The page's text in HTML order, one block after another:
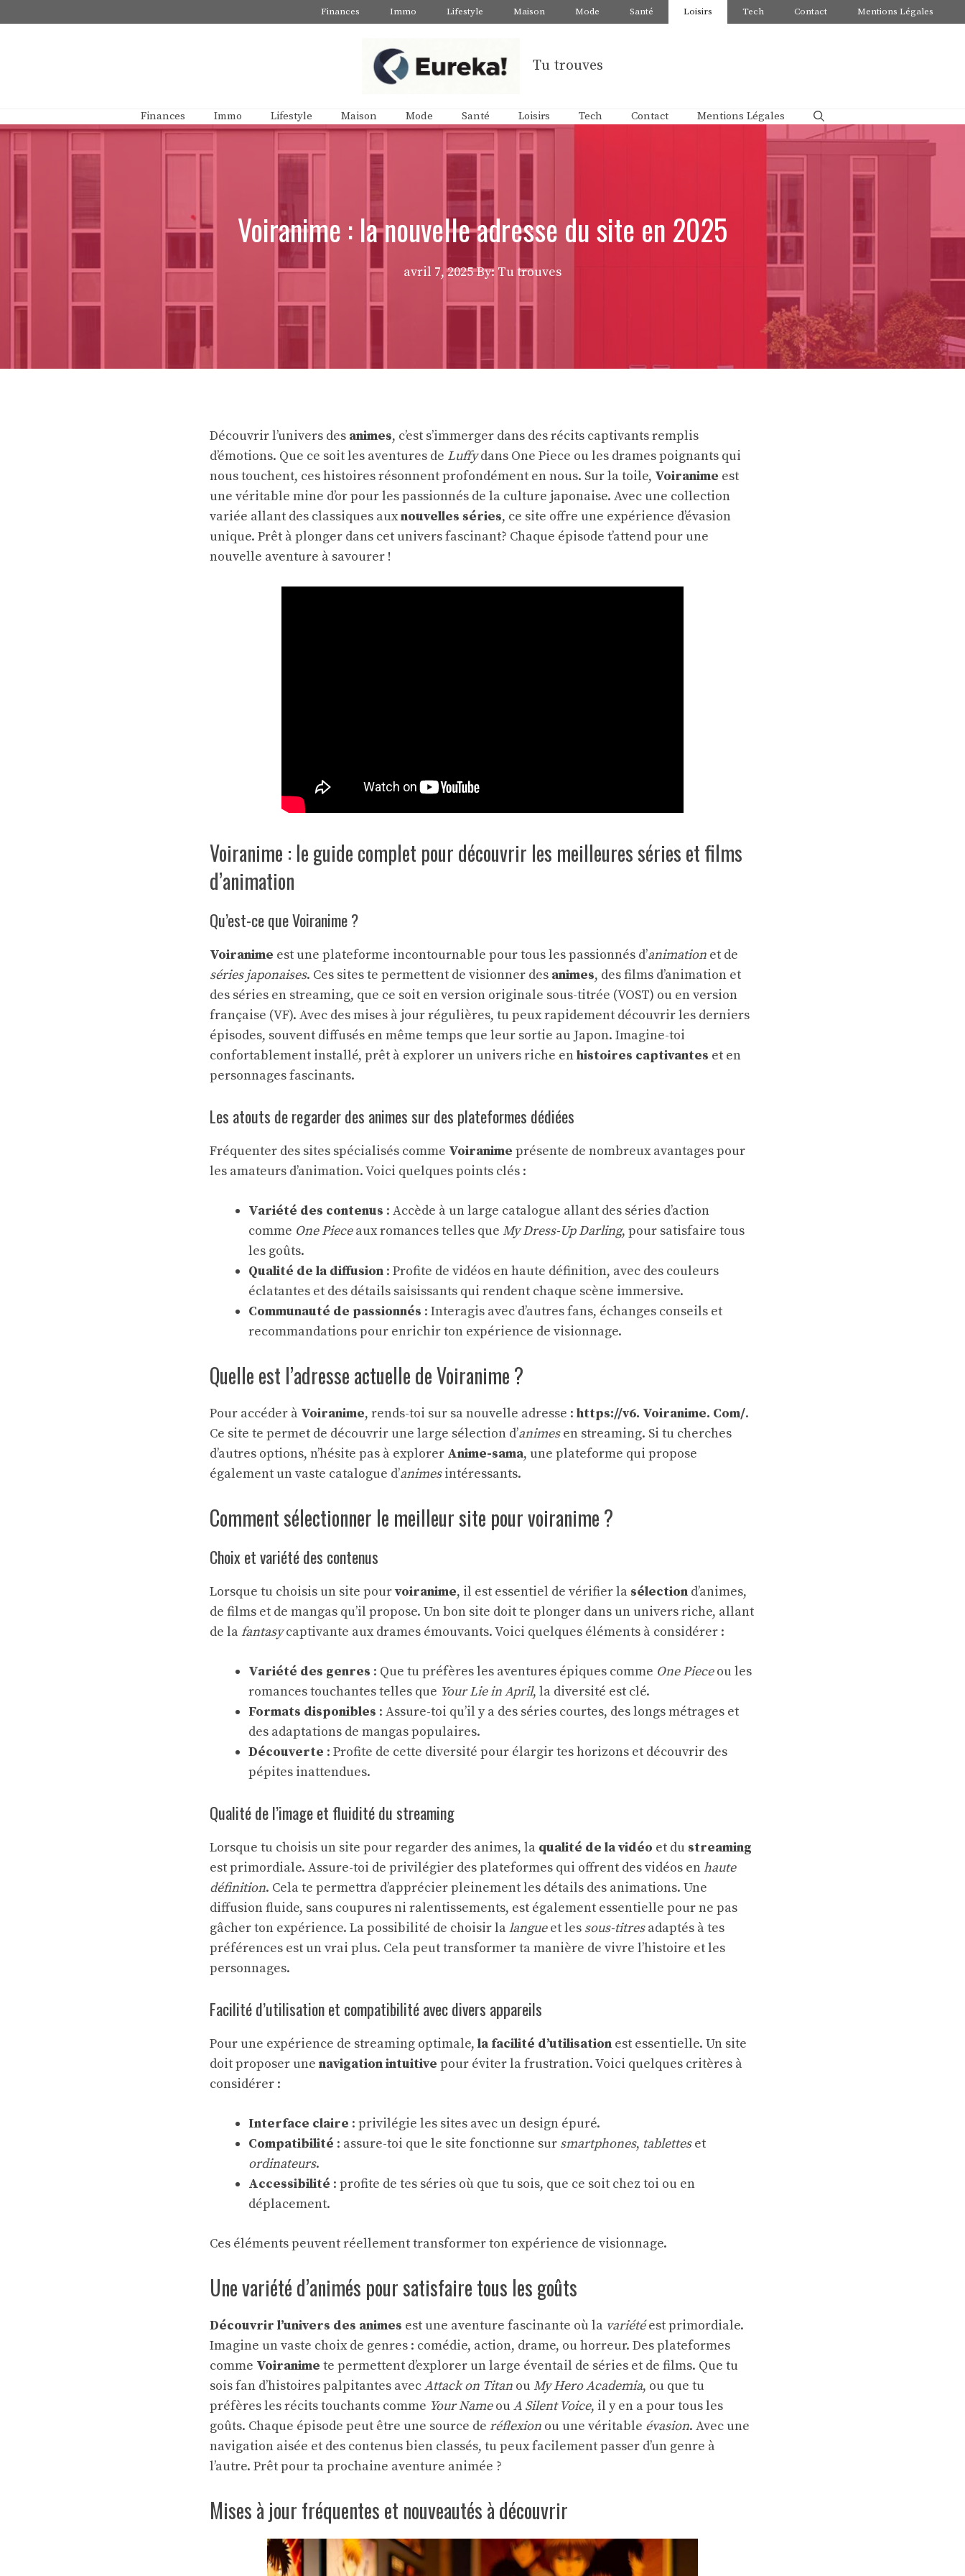
au
Finances Immo Lifestyle Maison Mode Santé Loisirs Tech Contact Mentions Légales
Tu trouves
Finances Immo Lifestyle Maison Mode Santé Loisirs Tech Contact Mentions Légales
Voiranime : la nouvelle adresse du site en 2025
avril 7, 2025 By: Tu trouves
Découvrir l’univers des animes, c’est s’immerger dans des récits captivants remplis
d’émotions. Que ce soit les aventures de Luffydans One Piece ou les drames poignants qui
nous touchent, ces histoires résonnent profondément en nous. Sur la toile, Voiranime est
une véritable mine d’or pour les passionnés de la culture japonaise. Avec une collection
variée allant des classiques auxnouvelles séries, ce site offre une expérience d’évasion
unique. Prêt à plonger dans cet univers fascinant? Chaque épisode t’attend pour une
nouvelle aventure à savourer !
Voiranime : le guide complet pour découvrir les meilleures séries et films
d’animation
Qu’est-ce que Voiranime ?
Voiranime est une plateforme incontournable pour tous les passionnés d’animation et de
séries japonaises. Ces sites te permettent de visionner des animes, des films d’animation et
des séries en streaming, que ce soit en version originale sous-titrée (VOST) ou en version
française (VF). Avec des mises à jour régulières, tu peux rapidement découvrir les derniers
épisodes, souvent diffusés en même temps que leur sortie au Japon. Imagine-toi
confortablement installé, prêt à explorer un univers riche enhistoires captivantes et en
personnages fascinants.
Les atouts de regarder des animes sur des plateformes dédiées
Fréquenter des sites spécialisés comme Voiranime présente de nombreux avantages pour
les amateurs d’animation. Voici quelques points clés :
Variété des contenus : Accède à un large catalogue allant des séries d’action
comme One Pieceaux romances telles que My Dress-Up Darling, pour satisfaire tous
les goûts.
Qualité de la diffusion : Profite de vidéos en haute définition, avec des couleurs
éclatantes et des détails saisissants qui rendent chaque scène immersive.
Communauté de passionnés : Interagis avec d’autres fans, échanges conseils et
recommandations pour enrichir ton expérience de visionnage.
Quelle est l’adresse actuelle de Voiranime ?
Pour accéder à Voiranime, rends-toi sur sa nouvelle adresse : https://v6. Voiranime. Com/.
Ce site te permet de découvrir une large sélection d’animesen streaming. Si tu cherches
d’autres options, n’hésite pas à explorer Anime-sama, une plateforme qui propose
également un vaste catalogue d’animesintéressants.
Comment sélectionner le meilleur site pour voiranime ?
Choix et variété des contenus
Lorsque tu choisis un site pourvoiranime, il est essentiel de vérifier la sélection d’animes,
de films et de mangas qu’il propose. Un bon site doit te plonger dans un univers riche, allant
de lafantasycaptivante aux drames émouvants. Voici quelques éléments à considérer :
Variété des genres : Que tu préfères les aventures épiques comme One Pieceou les
romances touchantes telles que Your Lie in April, la diversité est clé.
Formats disponibles : Assure-toi qu’il y a des séries courtes, des longs métrages et
des adaptations de mangas populaires.
Découverte : Profite de cette diversité pour élargir tes horizons et découvrir des
pépites inattendues.
Qualité de l’image et fluidité du streaming
Lorsque tu choisis un site pour regarder des animes, la qualité de la vidéo et du streaming
est primordiale. Assure-toi de privilégier des plateformes qui offrent des vidéos enhaute
définition. Cela te permettra d’apprécier pleinement les détails des animations. Une
diffusion fluide, sans coupures ni ralentissements, est également essentielle pour ne pas
gâcher ton expérience. La possibilité de choisir lalangueet les sous-titresadaptés à tes
préférences est un vrai plus. Cela peut transformer ta manière de vivre l’histoire et les
personnages.
Facilité d’utilisation et compatibilité avec divers appareils
Pour une expérience de streaming optimale, la facilité d’utilisation est essentielle. Un site
doit proposer une navigation intuitive pour éviter la frustration. Voici quelques critères à
considérer :
Interface claire : privilégie les sites avec un design épuré.
Compatibilité : assure-toi que le site fonctionne sur smartphones, tabletteset
ordinateurs.
Accessibilité : profite de tes séries où que tu sois, que ce soit chez toi ou en
déplacement.
Ces éléments peuvent réellement transformer ton expérience de visionnage.
Une variété d’animés pour satisfaire tous les goûts
Découvrir l’univers des animes est une aventure fascinante où la variétéest primordiale.
Imagine un vaste choix de genres : comédie, action, drame, ou horreur. Des plateformes
comme Voiranime te permettent d’explorer un large éventail de séries et de films. Que tu
sois fan d’histoires palpitantes avecAttack on Titan ou My Hero Academia, ou que tu
préfères les récits touchants comme Your Nameou A Silent Voice, il y en a pour tous les
goûts. Chaque épisode peut être une source de réflexion ou une véritable évasion. Avec une
navigation aisée et des contenus bien classés, tu peux facilement passer d’un genre à
l’autre. Prêt pour ta prochaine aventure animée ?
Mises à jour fréquentes et nouveautés à découvrir